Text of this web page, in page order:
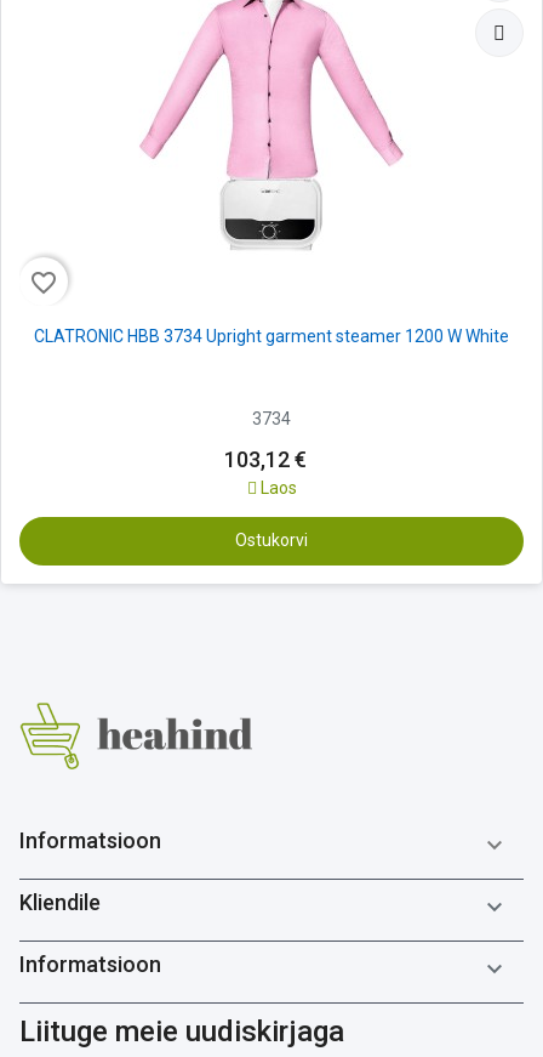
favorite_border
CLATRONIC HBB 3734 Upright garment steamer 1200 W White
3734
103,12 €
Laos
Ostukorvi
Informatsioon 
Kliendile 
Informatsioon 
Liituge meie uudiskirjaga